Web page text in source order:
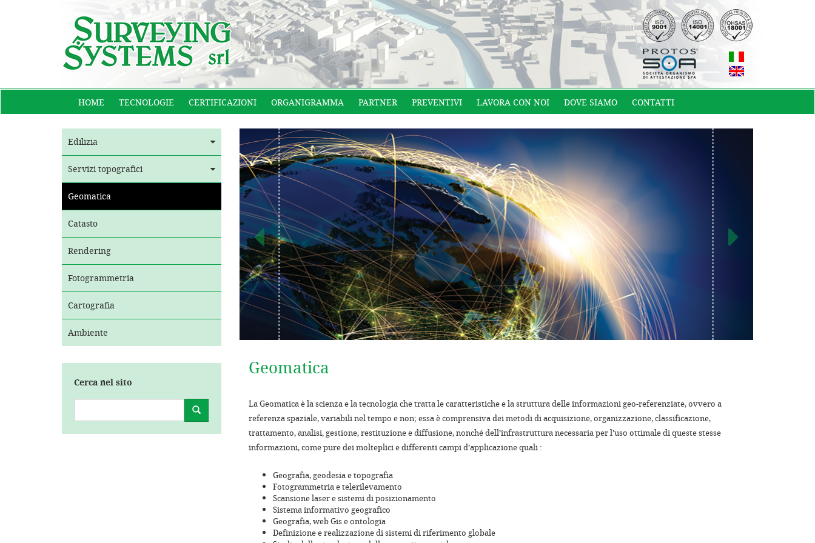
HOME TECNOLOGIE CERTIFICAZIONI ORGANIGRAMMA PARTNER PREVENTIVI LAVORA CON NOI DOVE SIAMO CONTATTI
Edilizia
Servizi topografici
Geomatica
Catasto
Rendering
Fotogrammetria
Cartografia
Ambiente
Cerca nel sito
Geomatica
La Geomatica è la scienza e la tecnologia che tratta le caratteristiche e la struttura delle informazioni geo-referenziate, ovvero a
referenza spaziale, variabili nel tempo e non; essa è comprensiva dei metodi di acquisizione, organizzazione, classificazione,
trattamento, analisi, gestione, restituzione e diffusione, nonché dell’infrastruttura necessaria per l’uso ottimale di queste stesse
informazioni, come pure dei molteplici e differenti campi d’applicazione quali :
Geografia, geodesia e topografia
Fotogrammetria e telerilevamento
Scansione laser e sistemi di posizionamento
Sistema informativo geografico
Geografia, web Gis e ontologia
Definizione e realizzazione di sistemi di riferimento globale